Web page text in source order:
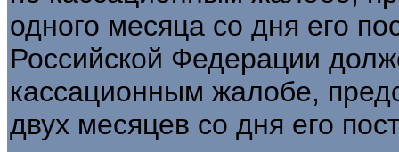
одного месяца со дня его
Российской Федерации
кассационным жалобе,
двух месяцев со дня его